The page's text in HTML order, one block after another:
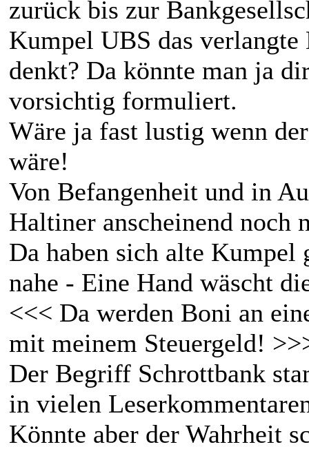
zurück bis zur
Kumpel UBS das
denkt? Da könnte man ja
vorsichtig formuliert.
Wäre ja fast lustig wenn
wäre!
Von Befangenheit und in
Haltiner anscheinend noch
Da haben sich alte
nahe - Eine Hand wäscht
<<< Da werden Boni an
mit meinem Steuergeld!
Der Begriff Schrottbank
in vielen
Könnte aber der Wahrheit